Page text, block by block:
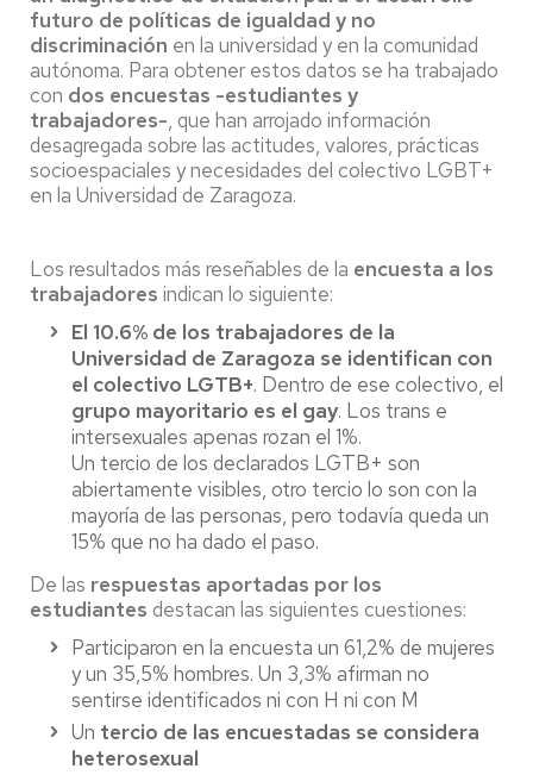
futuro de políticas de igualdad y no
discriminación en la universidad y en la comunidad
autónoma. Para obtener estos datos se ha trabajado
con dos encuestas -estudiantes y
trabajadores-, que han arrojado información
desagregada sobre las actitudes, valores, prácticas
socioespaciales y necesidades del colectivo LGBT+
en la Universidad de Zaragoza.
Los resultados más reseñables de la encuesta a los
trabajadores indican lo siguiente:
El 10.6% de los trabajadores de la
Universidad de Zaragoza se identifican con
el colectivo LGTB+. Dentro de ese colectivo, el
grupo mayoritario es el gay. Los trans e
intersexuales apenas rozan el 1%.
Un tercio de los declarados LGTB+ son
abiertamente visibles, otro tercio lo son con la
mayoría de las personas, pero todavía queda un
15% que no ha dado el paso.
De las respuestas aportadas por los
estudiantes destacan las siguientes cuestiones:
Participaron en la encuesta un 61,2% de mujeres
y un 35,5% hombres. Un 3,3% afirman no
sentirse identificados ni con H ni con M
Un tercio de las encuestadas se considera
heterosexual